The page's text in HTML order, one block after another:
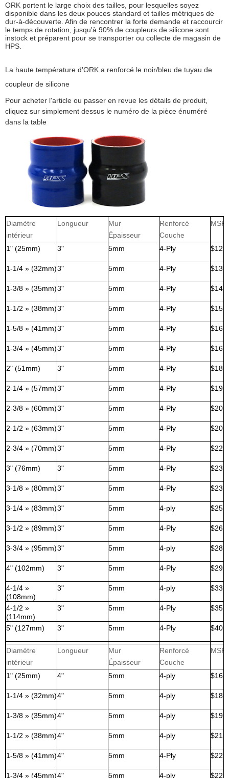
ORK portent le large choix des tailles, pour lesquelles soyez
disponible dans les deux pouces standard et tailles métriques de
dur-à-découverte. Afin de rencontrer la forte demande et raccourcir
le temps de rotation, jusqu'à 90% de coupleurs de silicone sont
instock et préparent pour se transporter ou collecte de magasin de
HPS.
La haute température d'ORK a renforcé le noir/bleu de tuyau de
coupleur de silicone
Pour acheter l'article ou passer en revue les détails de produit,
cliquez sur simplement dessus le numéro de la pièce énuméré
dans la table
Diamètre
intérieur
Longueur
Mur
Épaisseur
Renforcé
Couche
1" (25mm) 3" 5mm 4-Ply
1-1/4 » (32mm)3" 5mm 4-Ply
1-3/8 » (35mm)3" 5mm 4-Ply
1-1/2 » (38mm)3" 5mm 4-Ply
1-5/8 » (41mm)3" 5mm 4-Ply
1-3/4 » (45mm)3" 5mm 4-Ply
2" (51mm) 3" 5mm 4-Ply
2-1/4 » (57mm)3" 5mm 4-Ply
2-3/8 » (60mm)3" 5mm 4-Ply
2-1/2 » (63mm)3" 5mm 4-Ply
2-3/4 » (70mm)3" 5mm 4-Ply
3" (76mm) 3" 5mm 4-Ply
3-1/8 » (80mm)3" 5mm 4-Ply
3-1/4 » (83mm)3" 5mm 4-ply
3-1/2 » (89mm)3" 5mm 4-Ply
3-3/4 » (95mm)3" 5mm 4-ply
4" (102mm) 3" 5mm 4-Ply
4-1/4 »
(108mm)
3" 5mm 4-ply
4-1/2 »
(114mm)
3" 5mm 4-Ply
5" (127mm) 3" 5mm 4-Ply
Diamètre
intérieur
Longueur
Mur
Épaisseur
Renforcé
Couche
1" (25mm) 4" 5mm 4-ply
1-1/4 » (32mm)4" 5mm 4-ply
1-3/8 » (35mm)4" 5mm 4-ply
1-1/2 » (38mm)4" 5mm 4-ply
1-5/8 » (41mm)4" 5mm 4-Ply
1-3/4 » (45mm)4" 5mm 4-ply